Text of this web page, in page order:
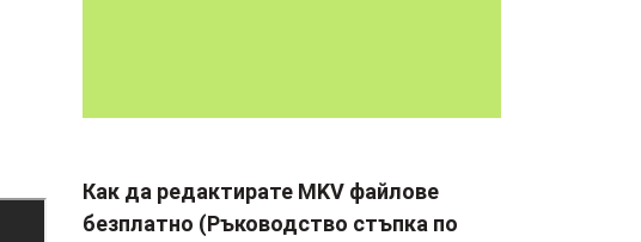
Как да редактирате MKV файлове
безплатно (Ръководство стъпка по